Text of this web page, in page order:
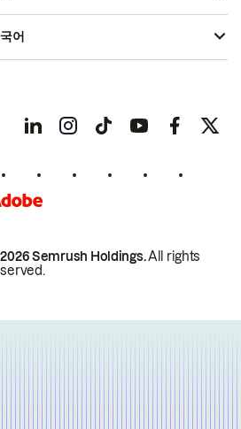
Semrush Holdings.All rights
어